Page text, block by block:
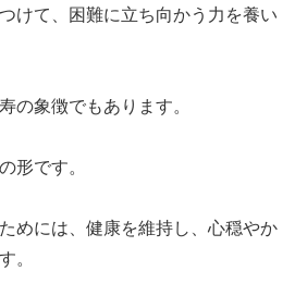
けて、困難に立ち向かう力を養い
の象徴でもあります。
形です。
めには、健康を維持し、心穏やか
。